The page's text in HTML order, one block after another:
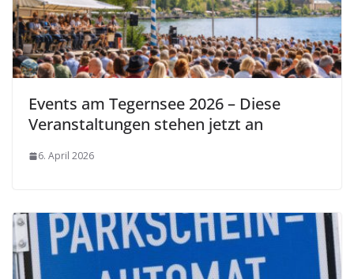
Events am Tegernsee 2026 – Diese
Veranstaltungen stehen jetzt an
6. April 2026